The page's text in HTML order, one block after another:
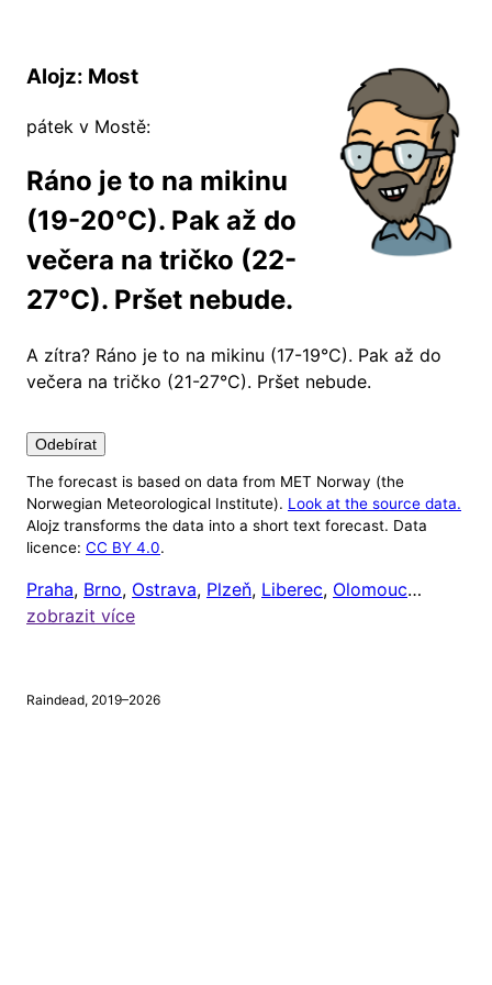
Alojz: Most
pátek v Mostě:
Ráno je to na mikinu
(19-20°C). Pak až do
večera na tričko (22-
27°C). Pršet nebude.
A zítra? Ráno je to na mikinu (17-19°C). Pak až do
večera na tričko (21-27°C). Pršet nebude.
Odebírat
Nastavení
Alojz v tuto chvíli ignoruje počasí mimo 8:00 až
venku počasí, když jsou zrovna doma). Čas odeslání
upozornění si ale můžete nastavit níže.
Chci dostávat upozornění na
The forecast is based on data from MET Norway (the
Norwegian Meteorological Institute). Look at the source data.
Alojz transforms the data into a short text forecast. Data
licence: CC BY 4.0.
Praha, Brno, Ostrava, Plzeň, Liberec, Olomouc…
zobrazit více
Raindead, 2019–2026